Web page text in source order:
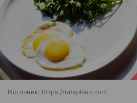
Источник: https://unsplash.com